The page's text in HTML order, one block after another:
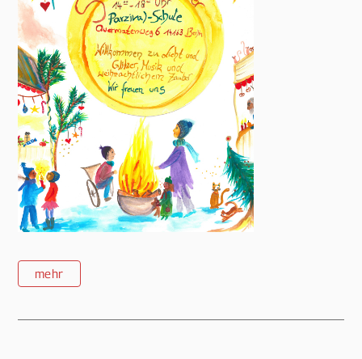
mehr